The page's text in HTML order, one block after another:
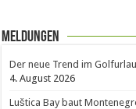
Meldungen
Der neue Trend im
4. August 2026
Luštica Bay baut